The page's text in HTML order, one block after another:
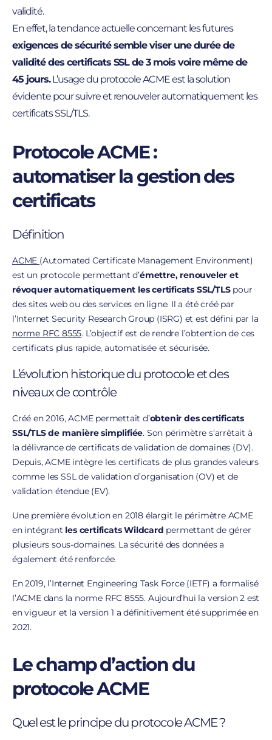
validité.
En effet, la tendance actuelle concernant les futures
exigences de sécurité semble viser une durée de
validité des certificats SSL de 3 mois voire même de
45 jours.L’usage du protocole ACME est la solution
évidente pour suivre et renouveler automatiquement les
certificats SSL/TLS.
Protocole ACME :
automatiser la gestion des
certificats
Définition
ACME (Automated Certificate Management Environment)
est un protocole permettant d’émettre, renouveler et
révoquer automatiquement les certificats SSL/TLSpour
des sites web ou des services en ligne. Il a été créé par
l’Internet Security Research Group (ISRG) et est défini par la
norme RFC 8555. L’objectif est de rendre l’obtention de ces
certificats plus rapide, automatisée et sécurisée.
L’évolution historique du protocole et des
niveaux de contrôle
Créé en 2016, ACME permettait d’obtenir des certificats
SSL/TLS de manière simplifiée. Son périmètre s’arrêtait à
la délivrance de certificats de validation de domaines (DV).
Depuis, ACME intègre les certificats de plus grandes valeurs
comme les SSL de validation d’organisation (OV) et de
validation étendue (EV).
Une première évolution en 2018 élargit le périmètre ACME
en intégrant les certificats Wildcard permettant de gérer
plusieurs sous-domaines. La sécurité des données a
également été renforcée.
En 2019, l’Internet Engineering Task Force (IETF) a formalisé
l’ACME dans la norme RFC 8555. Aujourd’hui la version 2 est
en vigueur et la version 1 a définitivement été supprimée en
2021.
Le champ d’action du
protocole ACME
Quel est le principe du protocole ACME ?